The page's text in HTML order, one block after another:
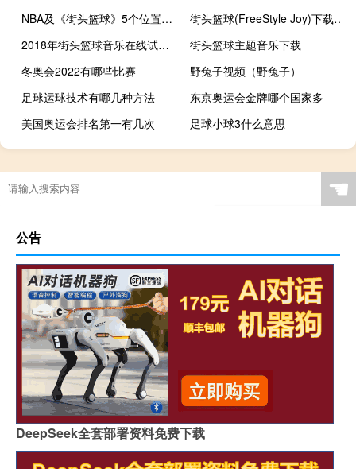
NBA及《街头篮球》5个位置的详细介绍
街头篮球(FreeStyle Joy)下载(电脑、安卓和IOS所有版本)
2018年街头篮球音乐在线试听及下载
街头篮球主题音乐下载
冬奥会2022有哪些比赛
野兔子视频（野兔子）
足球运球技术有哪几种方法
东京奥运会金牌哪个国家多
美国奥运会排名第一有几次
足球小球3什么意思
星际争霸2全单位配音是谁
巴西足球赛什么时候结束
艾尔登法环 白布
冬季奥运会开了几届 ☚
公告
DeepSeek全套部署资料免费下载